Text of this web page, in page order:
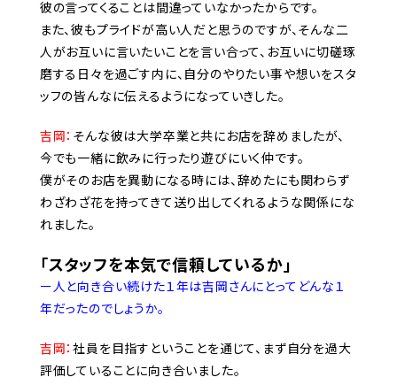
彼の言ってくることは間違っていなかったからです。
また、彼もプライドが高い人だと思うのですが、そんな二
人がお互いに言いたいことを言い合って、お互いに切磋琢
磨する日々を過ごす内に、自分のやりたい事や想いをスタ
ッフの皆んなに伝えるようになっていきした。
吉岡： そんな彼は大学卒業と共にお店を辞めましたが、
今でも一緒に飲みに行ったり遊びにいく仲です。
僕がそのお店を異動になる時には、辞めたにも関わらず
わざわざ花を持ってきて送り出してくれるような関係にな
れました。
「スタッフを本気で信頼しているか」
ー人と向き合い続けた１年は吉岡さんにとってどんな１
年だったのでしょうか。
吉岡：社員を目指すということを通じて、まず自分を過大
評価していることに向き合いました。